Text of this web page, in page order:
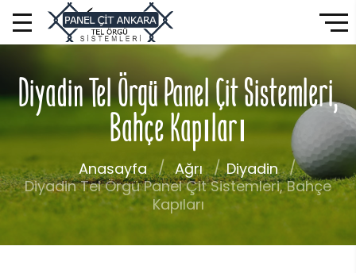
Diyadin Tel Örgü Panel Çit Sistemleri,
Bahçe Kapıları
Anasayfa Ağrı
Diyadin
Diyadin Tel Örgü Panel Çit Sistemleri, Bahçe
Kapıları